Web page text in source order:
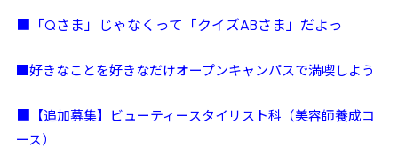
■「Qさま」じゃなくって「クイズABさま」だよっ
好きなことを好きなだけオープンキャンパスで満喫しよう
■ 【追加募集】ビューティースタイリスト科（美容師養成コ
ース）